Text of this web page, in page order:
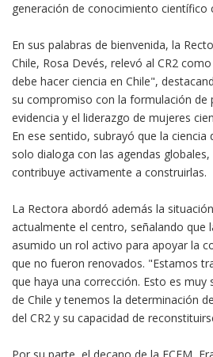
generación de conocimiento científico
En sus palabras de bienvenida, la
Chile, Rosa Devés, relevó al CR2
debe hacer ciencia en Chile",
su compromiso con la formulación de
evidencia y el liderazgo de mujeres
En ese sentido, subrayó que la ciencia
solo dialoga con las agendas
contribuye activamente a construirlas.
La Rectora abordó además la
actualmente el centro, señalando que
asumido un rol activo para apoyar la
que no fueron renovados. "Estamos
que haya una corrección. Esto es muy
de Chile y tenemos la determinación
del CR2 y su capacidad de